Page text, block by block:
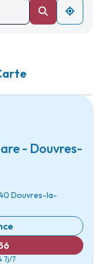
- Douvres-
Douvres-la-
7j/7